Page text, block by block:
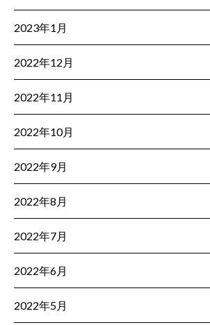
2023年1月
2022年12月
2022年11月
2022年10月
2022年9月
2022年8月
2022年7月
2022年6月
2022年5月